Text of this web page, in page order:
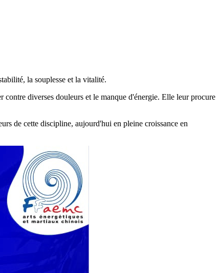
la souplesse et la vitalité.
diverses douleurs et le manque d'énergie. Elle leur procure
de cette discipline, aujourd'hui en pleine croissance en